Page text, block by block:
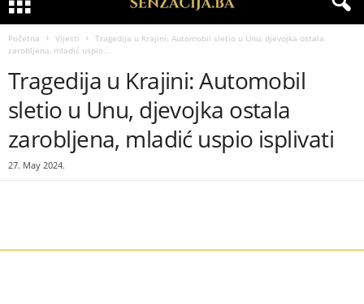
Početna Vijesti
Tragedija u Krajini: Automobil sletio u Unu, djevojka ostala
zarobljena, mladić uspio...
Tragedija u Krajini: Automobil
sletio u Unu, djevojka ostala
zarobljena, mladić uspio isplivati
27. May 2024.